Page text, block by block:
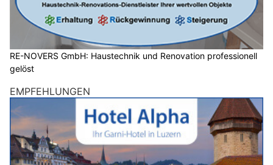
RE-NOVERS GmbH: Haustechnik und Renovation professionell
gelöst
EMPFEHLUNGEN